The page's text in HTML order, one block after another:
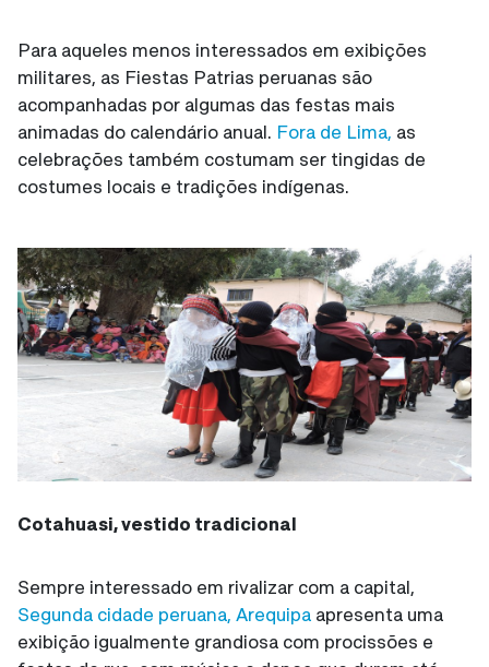
Para aqueles menos interessados em exibições
militares, as Fiestas Patrias peruanas são
acompanhadas por algumas das festas mais
animadas do calendário anual. Fora de Lima, as
celebrações também costumam ser tingidas de
costumes locais e tradições indígenas.
Cotahuasi, vestido tradicional
Sempre interessado em rivalizar com a capital,
Segunda cidade peruana, Arequipa apresenta uma
exibição igualmente grandiosa com procissões e